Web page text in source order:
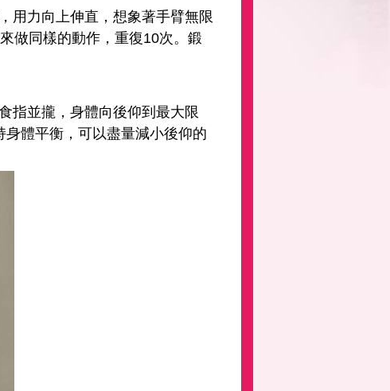
力向上伸直，想象著手臂無限
做同樣的動作，重復10次。鍛
並攏，身體向後仰到最大限
體平衡，可以盡量減小後仰的